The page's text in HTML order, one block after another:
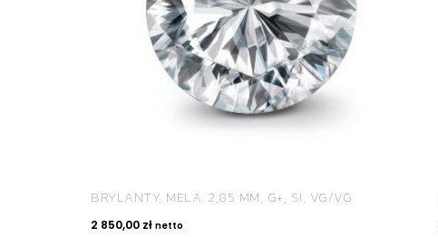
BRYLANTY, MELA: 2,85 MM, G+, SI, VG/VG
2 850,00 zł netto